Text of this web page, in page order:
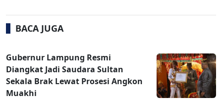
BACA JUGA
Gubernur Lampung Resmi
Diangkat Jadi Saudara Sultan
Sekala Brak Lewat Prosesi Angkon
Muakhi